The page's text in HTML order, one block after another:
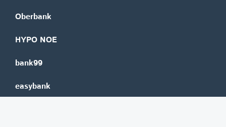
Oberbank
HYPO NOE
bank99
easybank